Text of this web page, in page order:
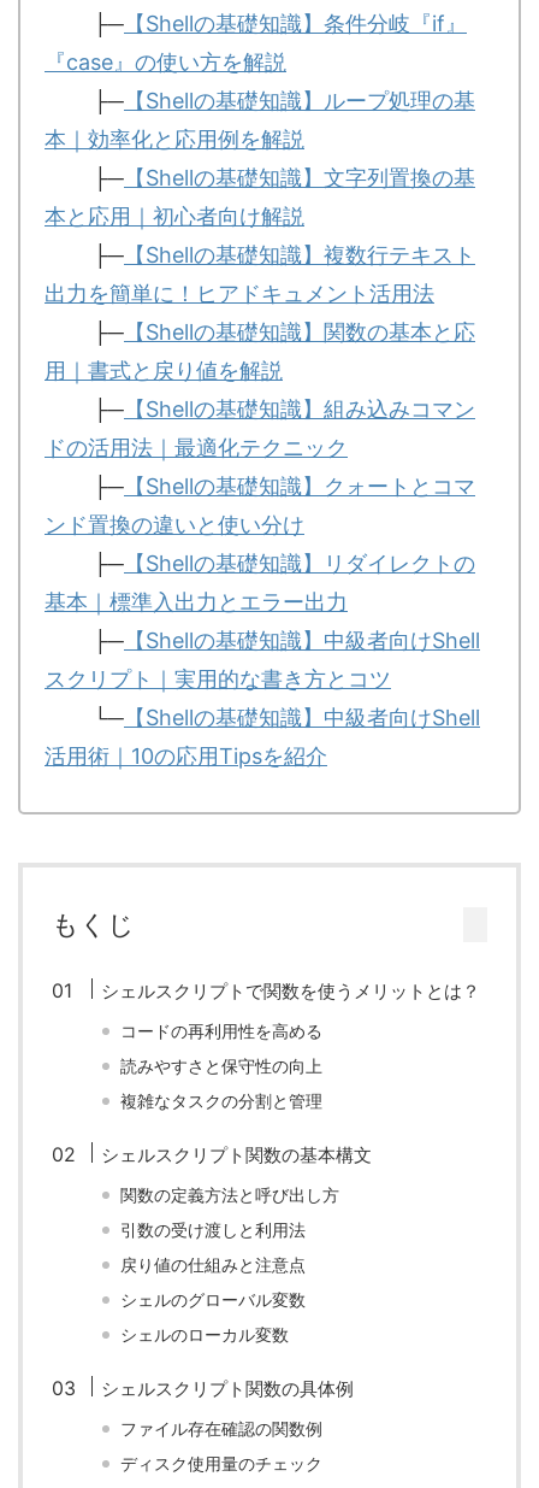
├─ 【Shellの基礎知識】条件分岐『if』
『case』の使い方を解説
├─ 【Shellの基礎知識】ループ処理の基
本｜効率化と応用例を解説
├─ 【Shellの基礎知識】文字列置換の基
本と応用｜初心者向け解説
├─ 【Shellの基礎知識】複数行テキスト
出力を簡単に！ヒアドキュメント活用法
├─ 【Shellの基礎知識】関数の基本と応
用｜書式と戻り値を解説
├─ 【Shellの基礎知識】組み込みコマン
ドの活用法｜最適化テクニック
├─ 【Shellの基礎知識】クォートとコマ
ンド置換の違いと使い分け
├─ 【Shellの基礎知識】リダイレクトの
基本｜標準入出力とエラー出力
├─ 【Shellの基礎知識】中級者向けShell
スクリプト｜実用的な書き方とコツ
└─ 【Shellの基礎知識】中級者向けShell
活用術｜10の応用Tipsを紹介
もくじ
シェルスクリプトで関数を使うメリットとは？
コードの再利用性を高める
読みやすさと保守性の向上
複雑なタスクの分割と管理
シェルスクリプト関数の基本構文
関数の定義方法と呼び出し方
引数の受け渡しと利用法
戻り値の仕組みと注意点
シェルのグローバル変数
シェルのローカル変数
シェルスクリプト関数の具体例
ファイル存在確認の関数例
ディスク使用量のチェック